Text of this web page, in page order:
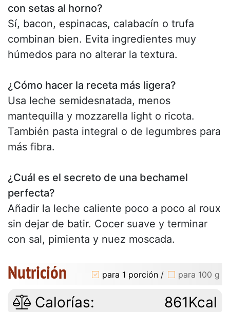
con setas al horno?
Sí, bacon, espinacas, calabacín o trufa
combinan bien. Evita ingredientes muy
húmedos para no alterar la textura.
¿Cómo hacer la receta más ligera?
Usa leche semidesnatada, menos
mantequilla y mozzarella light o ricota.
También pasta integral o de legumbres para
más fibra.
¿Cuál es el secreto de una bechamel
perfecta?
Añadir la leche caliente poco a poco al roux
sin dejar de batir. Cocer suave y terminar
con sal, pimienta y nuez moscada.
Nutrición para 1 porción / para 100 g
Calorías: 861Kcal